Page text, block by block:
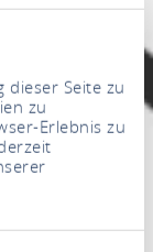
dieser Seite zu
zu
Erlebnis zu